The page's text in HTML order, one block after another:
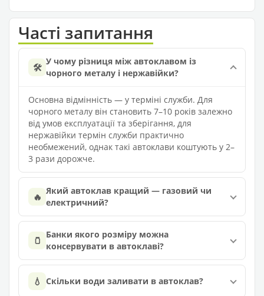
Часті запитання
🛠️ У чому різниця між автоклавом із
чорного металу і нержавійки?
Основна відмінність — у терміні служби. Для
чорного металу він становить 7–10 років залежно
від умов експлуатації та зберігання, для
нержавійки термін служби практично
необмежений, однак такі автоклави коштують у 2–
3 рази дорожче.
🔥 Який автоклав кращий — газовий чи
електричний?
🫙 Банки якого розміру можна
консервувати в автоклаві?
💧 Скільки води заливати в автоклав?